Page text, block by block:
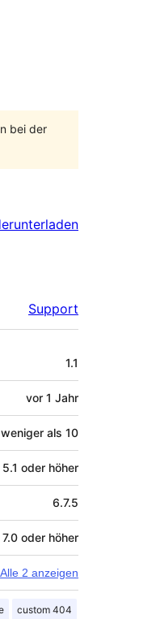
bei der
Support
1.1
vor 1 Jahr
weniger als 10
5.1 oder höher
6.7.5
7.0 oder höher
Alle 2 anzeigen
custom 404